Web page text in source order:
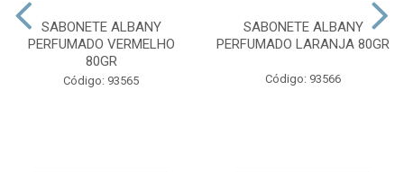
SABONETE ALBANY
PERFUMADO VERMELHO
80GR
Código: 93565
SABONETE ALBANY
PERFUMADO LARANJA 80GR
Código: 93566